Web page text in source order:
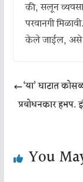
की, सलून
परवानगी
केले जाईल, असे
‘या’ घाटात
प्रबोधनकार हभप.
You